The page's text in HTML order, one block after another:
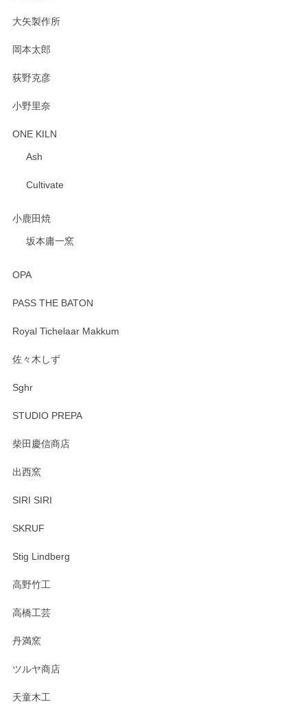
大矢製作所
岡本太郎
荻野克彦
小野里奈
ONE KILN
Ash
Cultivate
小鹿田焼
坂本庸一窯
OPA
PASS THE BATON
Royal Tichelaar Makkum
佐々木しず
Sghr
STUDIO PREPA
柴田慶信商店
出西窯
SIRI SIRI
SKRUF
Stig Lindberg
高野竹工
高橋工芸
丹満窯
ツルヤ商店
天童木工